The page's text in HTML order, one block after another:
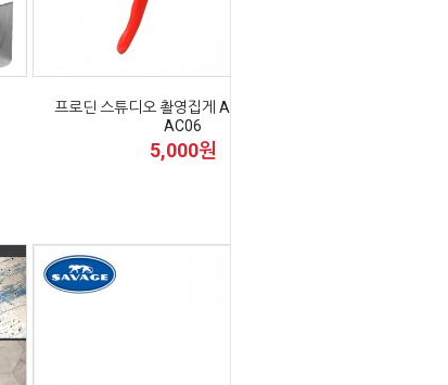
프로딘 스튜디오 촬영집게 A클램프 6인치
AC06
5,000원